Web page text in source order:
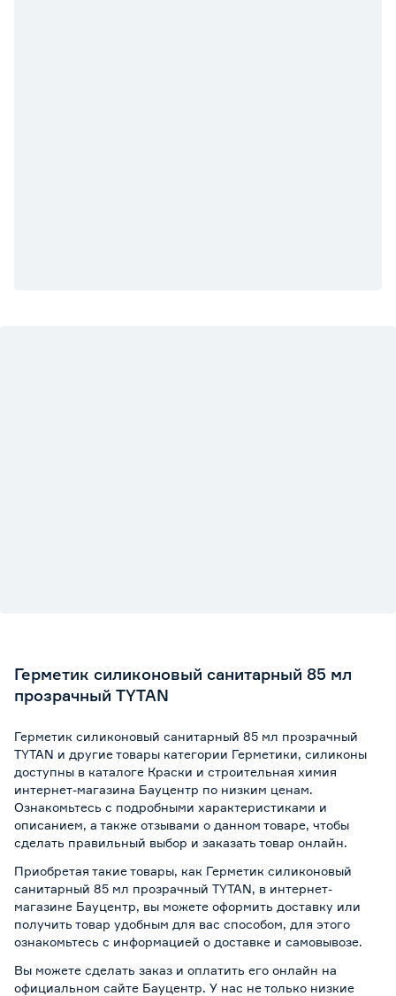
Герметик силиконовый санитарный 85 мл
прозрачный TYTAN
Герметик силиконовый санитарный 85 мл прозрачный
TYTAN и другие товары категории Герметики, силиконы
доступны в каталоге Краски и строительная химия
интернет-магазина Бауцентр по низким ценам.
Ознакомьтесь с подробными характеристиками и
описанием, а также отзывами о данном товаре, чтобы
сделать правильный выбор и заказать товар онлайн.
Приобретая такие товары, как Герметик силиконовый
санитарный 85 мл прозрачный TYTAN, в интернет-
магазине Бауцентр, вы можете оформить доставку или
получить товар удобным для вас способом, для этого
ознакомьтесь с информацией о доставке и самовывозе.
Вы можете сделать заказ и оплатить его онлайн на
официальном сайте Бауцентр. У нас не только низкие